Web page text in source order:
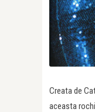
Creata de
aceasta